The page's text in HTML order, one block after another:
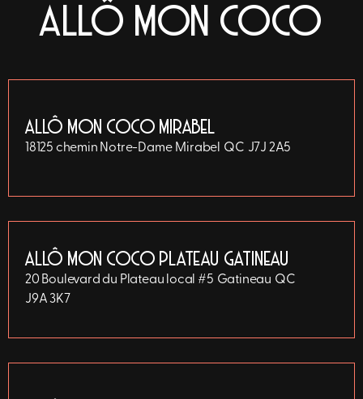
ALLÔ MON COCO
ALLÔ MON COCO MIRABEL
18125 chemin Notre-Dame Mirabel QC J7J 2A5
ALLÔ MON COCO PLATEAU GATINEAU
20 Boulevard du Plateau local #5 Gatineau QC
J9A 3K7